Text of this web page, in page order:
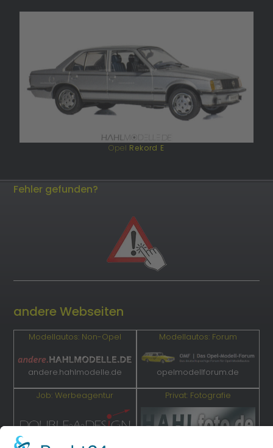
Opel Rekord E
andere Webseiten
Modellautos: Non-Opel
andere.hahlmodelle.de
Modellautos: Forum
opelmodellforum.de
Job: Werbeagentur
double-a-design.de
Privat: Fotografie
Fehler gefunden?